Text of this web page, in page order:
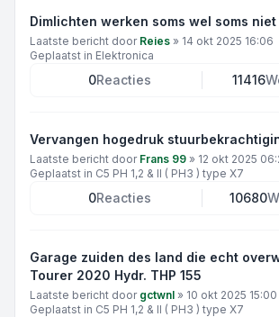
Dimlichten werken soms wel soms niet
Laatste bericht door Reies » 14 okt 2025 16:06
Geplaatst in Elektronica
0Reacties 11416
Vervangen hogedruk
Laatste bericht door Frans 99 » 12 okt 2025
Geplaatst in C5 PH 1,2 & II ( PH3 ) type X7
0Reacties 10680
Garage zuiden des land die echt
Tourer 2020 Hydr. THP 155
Laatste bericht door gctwnl » 10 okt 2025 15:00
Geplaatst in C5 PH 1,2 & II ( PH3 ) type X7